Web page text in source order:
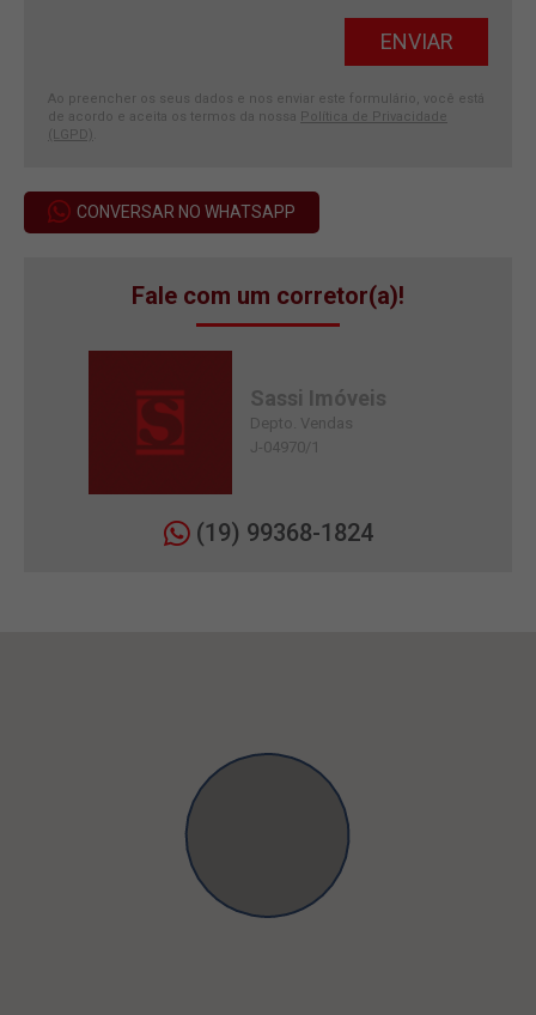
Ao preencher os seus dados e nos enviar este formulário, você está
de acordo e aceita os termos da nossa Política de Privacidade
(LGPD)
CONVERSAR NO WHATSAPP
Fale com um corretor(a)!
Sassi Imóveis
Depto. Vendas
J-04970/1
(19) 99368-1824